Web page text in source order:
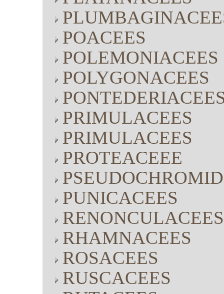
POACEES
POLEMONIACEES
POLYGONACEES
PRIMULACEES
PRIMULACEES
PROTEACEEE
PUNICACEES
RENONCULACEES
RHAMNACEES
ROSACEES
RUSCACEES